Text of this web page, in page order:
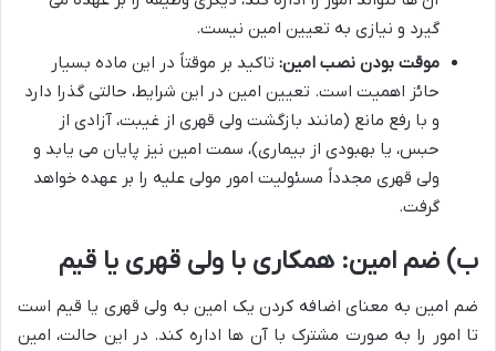
گیرد و نیازی به تعیین امین نیست.
موقت بودن نصب امین: تاکید بر موقتاً در این ماده بسیار
حائز اهمیت است. تعیین امین در این شرایط، حالتی گذرا دارد
و با رفع مانع (مانند بازگشت ولی قهری از غیبت، آزادی از
حبس، یا بهبودی از بیماری)، سمت امین نیز پایان می یابد و
ولی قهری مجدداً مسئولیت امور مولی علیه را بر عهده خواهد
گرفت.
ب) ضم امین: همکاری با ولی قهری یا قیم
ضم امین به معنای اضافه کردن یک امین به ولی قهری یا قیم است
تا امور را به صورت مشترک با آن ها اداره کند. در این حالت، امین